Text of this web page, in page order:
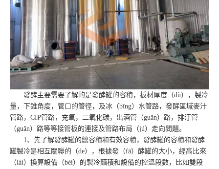
發酵主要需要了解的是發酵罐的容積，板材厚度（dù），製冷
量，下錐角度，管口的管徑，及冰（bīng）水管路，發酵區域麥汁
管路，CIP管路，充氧，二氧化碳，出酒管（guǎn）路，排汙管
（guǎn）路等等接管板的連接及管路布局（jú）走向問題。
1、先了解發酵罐的總容積和有效容積，發酵罐的容積和發酵
罐製冷是相互關聯的（de），根據發（fā）酵罐的大小，經高比來
（lái）換算設備（bèi）的製冷麵積和設備的控溫段數，比如雙段